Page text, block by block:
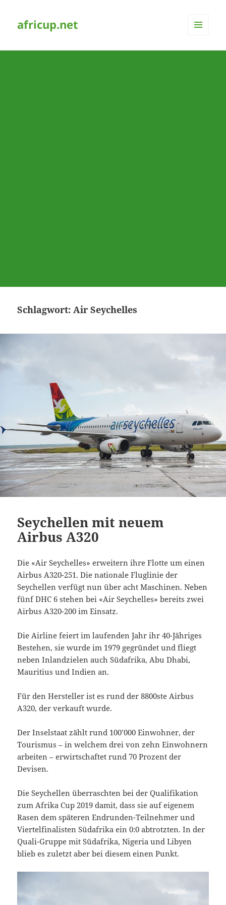
africup.net
Schlagwort:Air Seychelles
Seychellen mit neuem
Airbus A320
Die «Air Seychelles» erweitern ihre Flotte um einen
Airbus A320-251. Die nationale Fluglinie der
Seychellen verfügt nun über acht Maschinen. Neben
fünf DHC 6 stehen bei «Air Seychelles» bereits zwei
Airbus A320-200 im Einsatz.
Die Airline feiert im laufenden Jahr ihr 40-Jähriges
Bestehen, sie wurde im 1979 gegründet und fliegt
neben Inlandzielen auch Südafrika, Abu Dhabi,
Mauritius und Indien an.
Für den Hersteller ist es rund der 8800ste Airbus
A320, der verkauft wurde.
Der Inselstaat zählt rund 100’000 Einwohner, der
Tourismus – in welchem drei von zehn Einwohnern
arbeiten – erwirtschaftet rund 70 Prozent der
Devisen.
Die Seychellen überraschten bei der Qualifikation
zum Afrika Cup 2019 damit, dass sie auf eigenem
Rasen dem späteren Endrunden-Teilnehmer und
Viertelfinalisten Südafrika ein 0:0 abtrotzten. In der
Quali-Gruppe mit Südafrika, Nigeria und Libyen
blieb es zuletzt aber bei diesem einen Punkt.